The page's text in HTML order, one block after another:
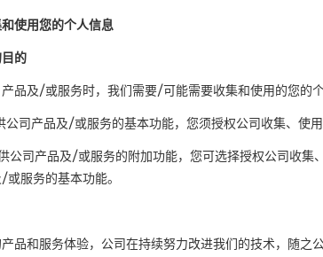
使用您的个人信息
目的
品及/或服务时，我们需要/可能需要收集和使用的您的
公司产品及/或服务的基本功能，您须授权公司收集、使
公司产品及/或服务的附加功能，您可选择授权公司收集
/或服务的基本功能。
品和服务体验，公司在持续努力改进我们的技术，随